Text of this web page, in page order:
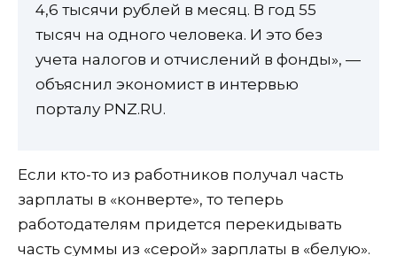
4,6 тысячи рублей в месяц. В год 55
тысяч на одного человека. И это без
учета налогов и отчислений в фонды», —
объяснил экономист в интервью
порталу PNZ.RU.
Если кто-то из работников получал часть
зарплаты в «конверте», то теперь
работодателям придется перекидывать
часть суммы из «серой» зарплаты в «белую».